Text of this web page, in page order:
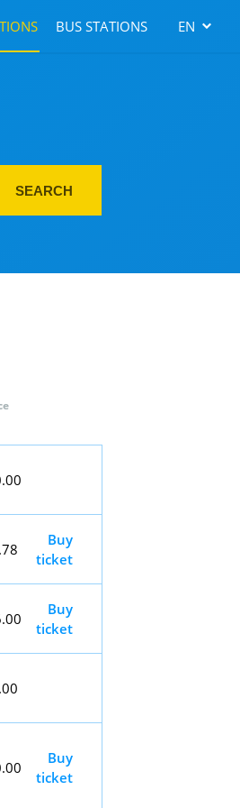
BUS STATIONS EN
SEARCH
Buy
ticket
Buy
ticket
Buy
ticket